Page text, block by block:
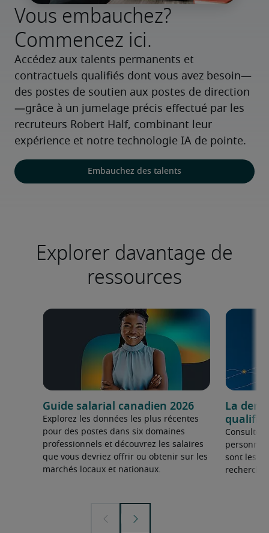
Vous embauchez?
Commencez ici.
Accédez aux talents permanents et
contractuels qualifiés dont vous avez besoin—
des postes de soutien aux postes de direction
—grâce à un jumelage précis effectué par les
recruteurs Robert Half, combinant leur
expérience et notre technologie IA de pointe.
Embauchez des talents
Explorer davantage de
ressources
Guide salarial canadien 2026
Explorez les données les plus récentes
pour des postes dans six domaines
professionnels et découvrez les salaires
que vous devriez offrir ou obtenir sur les
marchés locaux et nationaux.
La
qualifié
Consultez
personnel
sont les